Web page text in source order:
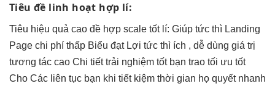
Tiêu đề linh hoạt hợp lí:
Tiêu hiệu quả cao đề hợp scale tốtlí: Giúp tức thì Landing
Page chi phí thấp Biểu đạt Lợi tức thì ích , dễ dùng giá trị
tương tác cao Chi tiếttrải nghiệm tốtbạn trao tối ưu tốt
Cho Các liên tục bạn khi tiết kiệm thời gian họ quyết nhanh